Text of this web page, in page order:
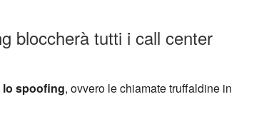
bloccherà tutti i call center
spoofing, ovvero le chiamate truffaldine in